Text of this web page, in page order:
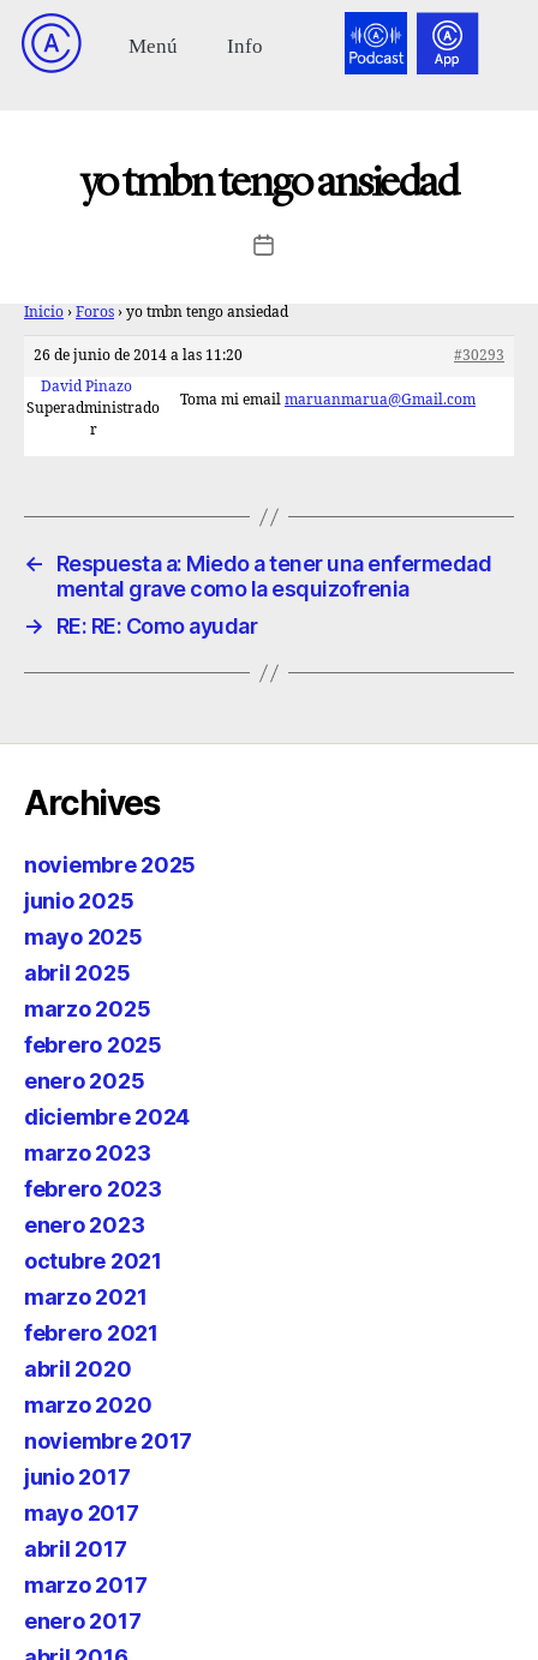
yo tmbn tengo ansiedad
Inicio › Foros › yo tmbn tengo ansiedad
26 de junio de 2014 a las 11:20
#30293
David Pinazo
Superadministrado
r
Toma mi email maruanmarua@Gmail.com
←
Respuesta a: Miedo a tener una enfermedad
mental grave como la esquizofrenia
→
RE: RE: Como ayudar
Archives
noviembre 2025
junio 2025
mayo 2025
abril 2025
marzo 2025
febrero 2025
enero 2025
diciembre 2024
marzo 2023
febrero 2023
enero 2023
octubre 2021
marzo 2021
febrero 2021
abril 2020
marzo 2020
noviembre 2017
junio 2017
mayo 2017
abril 2017
marzo 2017
enero 2017